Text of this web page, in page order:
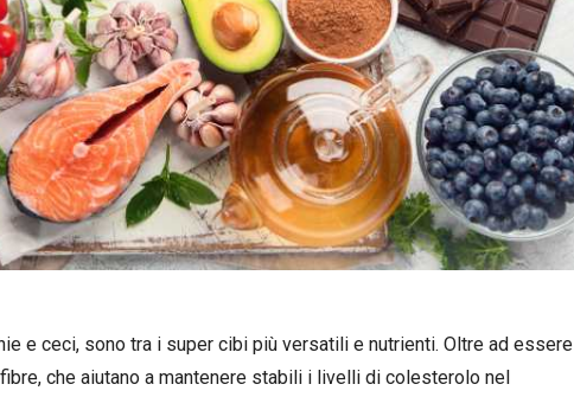
e ceci, sono tra i super cibi più versatili e nutrienti. Oltre ad essere
che aiutano a mantenere stabili i livelli di colesterolo nel